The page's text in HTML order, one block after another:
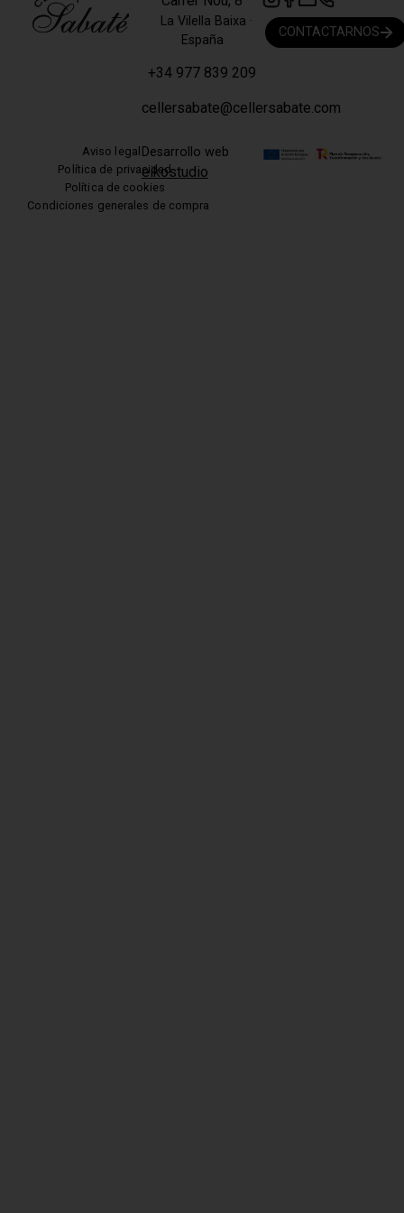
La Vilella Baixa ·
España
+34 977 839 209
cellersabate@cellersabate.com
CONTACTARNOS
Aviso legal
Política de privacidad
Política de cookies
Condiciones generales de compra
Desarrollo web
eikostudio